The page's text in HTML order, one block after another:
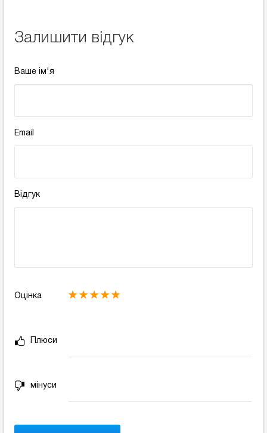
Залишити відгук
Ваше ім'я
Email
Відгук
Оцінка
Плюси
мінуси